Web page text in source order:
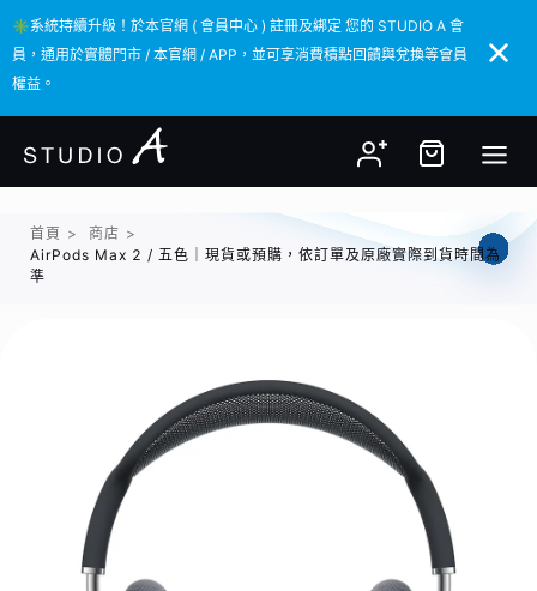
✳️系統持續升級！於本官網 ( 會員中心 ) 註冊及綁定 您的 STUDIO A 會
員，通用於實體門市 / 本官網 / APP，並可享消費積點回饋與兌換等會員
權益。
✳️系統持續升級！於本官網 ( 會員中心 ) 註冊及綁定 您的 STUDIO A 會
員，通用於實體門市 / 本官網 / APP，並可享消費積點回饋與兌換等會員
權益。
首頁 > 商店 >
AirPods Max 2 / 五色｜現貨或預購，依訂單及原廠實際到貨時間為
準